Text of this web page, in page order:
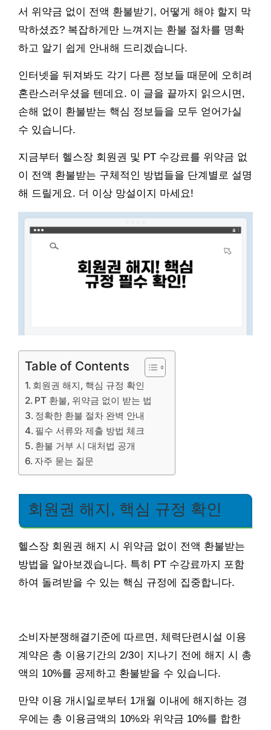
서 위약금 없이 전액 환불받기, 어떻게 해야 할지 막
막하셨죠? 복잡하게만 느껴지는 환불 절차를 명확
하고 알기 쉽게 안내해 드리겠습니다.
인터넷을 뒤져봐도 각기 다른 정보들 때문에 오히려
혼란스러우셨을 텐데요. 이 글을 끝까지 읽으시면,
손해 없이 환불받는 핵심 정보들을 모두 얻어가실
수 있습니다.
지금부터 헬스장 회원권 및 PT 수강료를 위약금 없
이 전액 환불받는 구체적인 방법들을 단계별로 설명
해 드릴게요. 더 이상 망설이지 마세요!
Table of Contents
회원권 해지, 핵심 규정 확인
PT 환불, 위약금 없이 받는 법
정확한 환불 절차 완벽 안내
필수 서류와 제출 방법 체크
환불 거부 시 대처법 공개
자주 묻는 질문
회원권 해지, 핵심 규정 확인
헬스장 회원권 해지 시 위약금 없이 전액 환불받는
방법을 알아보겠습니다. 특히 PT 수강료까지 포함
하여 돌려받을 수 있는 핵심 규정에 집중합니다.
소비자분쟁해결기준에 따르면, 체력단련시설 이용
계약은 총 이용기간의 2/3이 지나기 전에 해지 시 총
액의 10%를 공제하고 환불받을 수 있습니다.
만약 이용 개시일로부터 1개월 이내에 해지하는 경
우에는 총 이용금액의 10%와 위약금 10%를 합한